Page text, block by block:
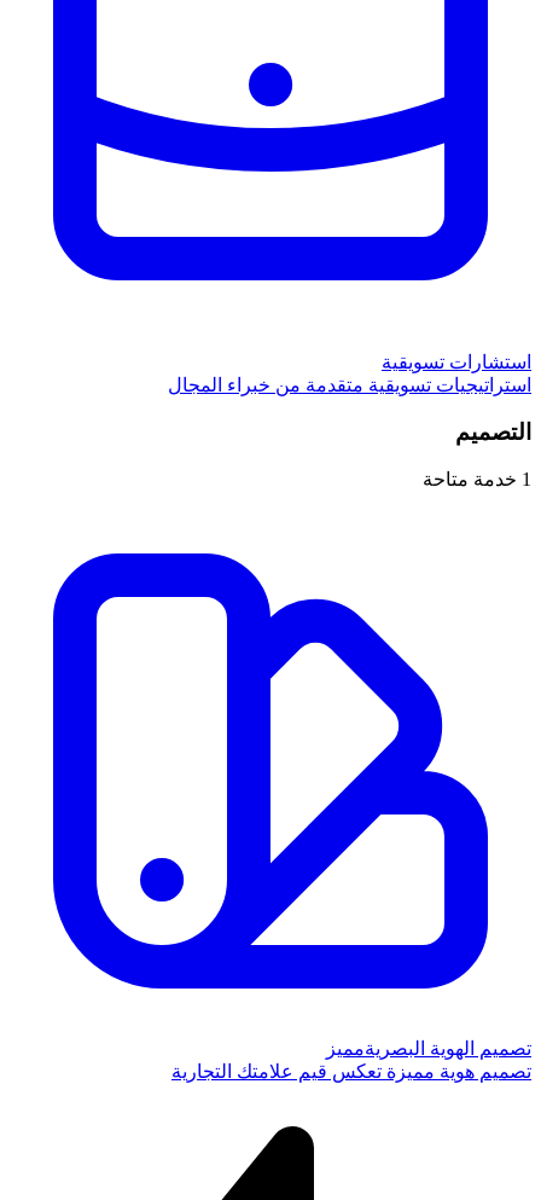
استشارات تسويقية
استراتيجيات تسويقية متقدمة من خبراء المجال
التصميم
1 خدمة متاحة
تصميم الهوية البصريةمميز
تصميم هوية مميزة تعكس قيم علامتك التجارية